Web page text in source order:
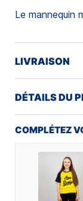
Le mannequin
LIVRAISON
DÉTAILS DU
COMPLÉTEZ